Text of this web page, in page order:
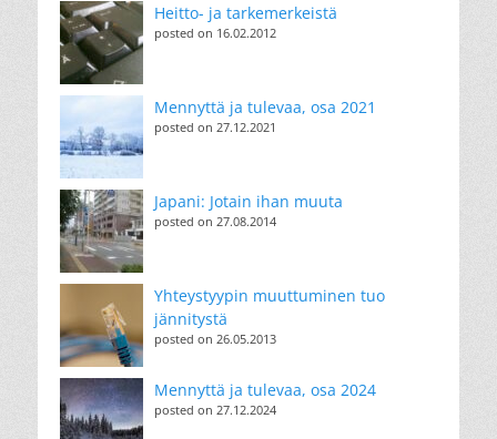
Heitto- ja tarkemerkeistä
posted on 16.02.2012
Mennyttä ja tulevaa, osa 2021
posted on 27.12.2021
Japani: Jotain ihan muuta
posted on 27.08.2014
Yhteystyypin muuttuminen tuo
jännitystä
posted on 26.05.2013
Mennyttä ja tulevaa, osa 2024
posted on 27.12.2024